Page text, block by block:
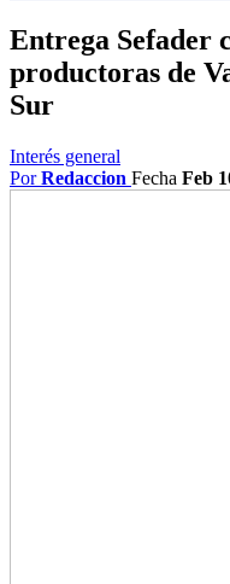
Entrega Sefader
productoras de
Sur
Interés general
PorRedaccion Fecha Feb